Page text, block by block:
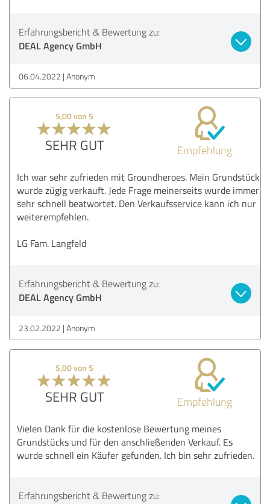
Erfahrungsbericht & Bewertung zu:
DEAL Agency GmbH
06.04.2022 Anonym
5,00 von 5
SEHR GUT Empfehlung
Ich war sehr zufrieden mit Groundheroes. Mein Grundstück
wurde zügig verkauft. Jede Frage meinerseits wurde immer
sehr schnell beatwortet. Den Verkaufsservice kann ich nur
weiterempfehlen.
LG Fam. Langfeld
Erfahrungsbericht & Bewertung zu:
DEAL Agency GmbH
23.02.2022 Anonym
5,00 von 5
SEHR GUT Empfehlung
Vielen Dank für die kostenlose Bewertung meines
Grundstücks und für den anschließenden Verkauf. Es
wurde schnell ein Käufer gefunden. Ich bin sehr zufrieden.
Erfahrungsbericht & Bewertung zu: